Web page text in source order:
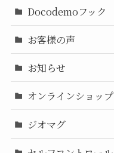
Docodemoフック
お客様の声
お知らせ
オンラインショップ
ジオマグ